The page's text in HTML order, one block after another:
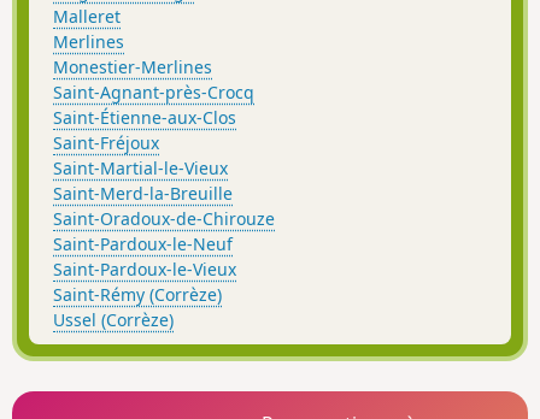
Malleret
Merlines
Monestier-Merlines
Saint-Agnant-près-Crocq
Saint-Étienne-aux-Clos
Saint-Fréjoux
Saint-Martial-le-Vieux
Saint-Merd-la-Breuille
Saint-Oradoux-de-Chirouze
Saint-Pardoux-le-Neuf
Saint-Pardoux-le-Vieux
Saint-Rémy (Corrèze)
Ussel (Corrèze)